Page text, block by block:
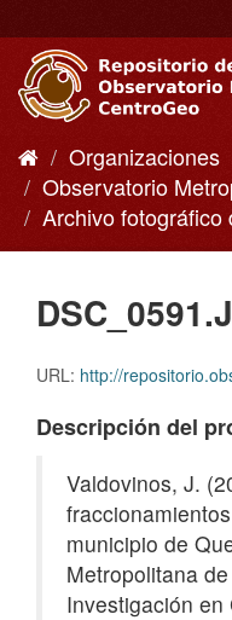
al
contenido
Organizaciones
Observatorio
Archivo fotográfico
URL: http://repositorio.observatoriogeo.mx/dataset/6b748d6a-
Descripción del
Valdovinos, J.
municipio de
Metropolitana
Investigación